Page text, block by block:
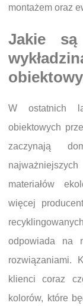
montażem oraz
Jakie
W ostatnich
obiektowych
zaczynają
materiałów
więcej
odpowiada na
rozwiązaniami.
klienci coraz
kolorów, które